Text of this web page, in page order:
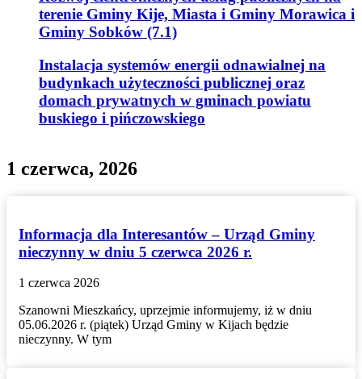
terenie Gminy Kije, Miasta i Gminy Morawica i
Gminy Sobków (7.1)
Instalacja systemów energii odnawialnej na
budynkach użyteczności publicznej oraz
domach prywatnych w gminach powiatu
buskiego i pińczowskiego
1 czerwca, 2026
Informacja dla Interesantów – Urząd Gminy
nieczynny w dniu 5 czerwca 2026 r.
1 czerwca 2026
Szanowni Mieszkańcy, uprzejmie informujemy, iż w dniu
05.06.2026 r. (piątek) Urząd Gminy w Kijach będzie
nieczynny. W tym